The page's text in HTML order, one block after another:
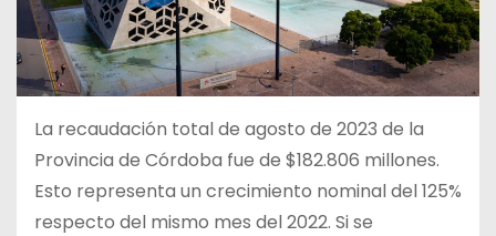
La recaudación total de agosto de 2023 de la
Provincia de Córdoba fue de $182.806 millones.
Esto representa un crecimiento nominal del 125%
respecto del mismo mes del 2022. Si se